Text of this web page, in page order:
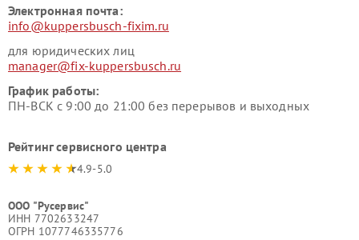
Электронная почта:
info@kuppersbusch-fixim.ru
для юридических лиц
manager@fix-kuppersbusch.ru
График работы:
ПН-ВСК с 9:00 до 21:00 без перерывов и выходных
Рейтинг сервисного центра
4.9-5.0
ООО "Русервис"
ИНН 7702633247
ОГРН 1077746335776